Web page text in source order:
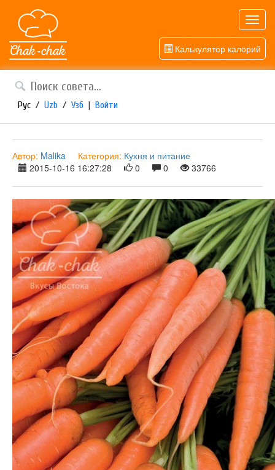
Калькулятор калорий
Рус / Uzb / Узб | Войти
Автор: Malika Категория: Кухня и питание
2015-10-16 16:27:28
0 0 33766